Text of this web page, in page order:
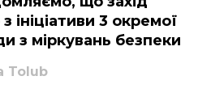
ініціативи 3 окремої
з міркувань безпеки
Tolub